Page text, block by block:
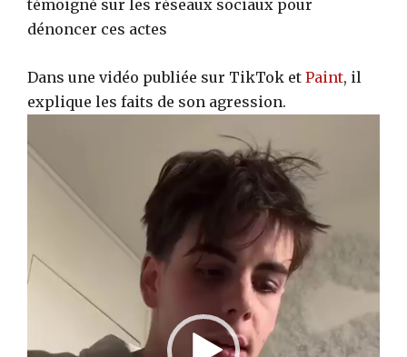
témoigné sur les réseaux sociaux pour
dénoncer ces actes
Dans une vidéo publiée sur TikTok et Paint, il
explique les faits de son agression.
e
r
d